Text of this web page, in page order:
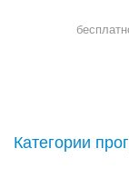
Категории